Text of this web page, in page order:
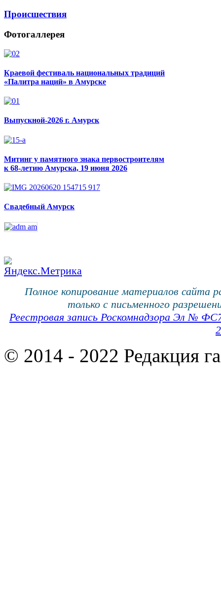
Происшествия
Фотогаллерея
Краевой фестиваль национальных традиций
«Палитра наций» в Амурске
Выпускной-2026 г. Амурск
Митинг у памятного знака первостроителям
к 68-летию Амурска, 19 июня 2026
Свадебный Амурск
Полное копирование материалов сайта
только с письменного
Реестровая запись Роскомнадзора Эл №
© 2014 - 2022 Редакция